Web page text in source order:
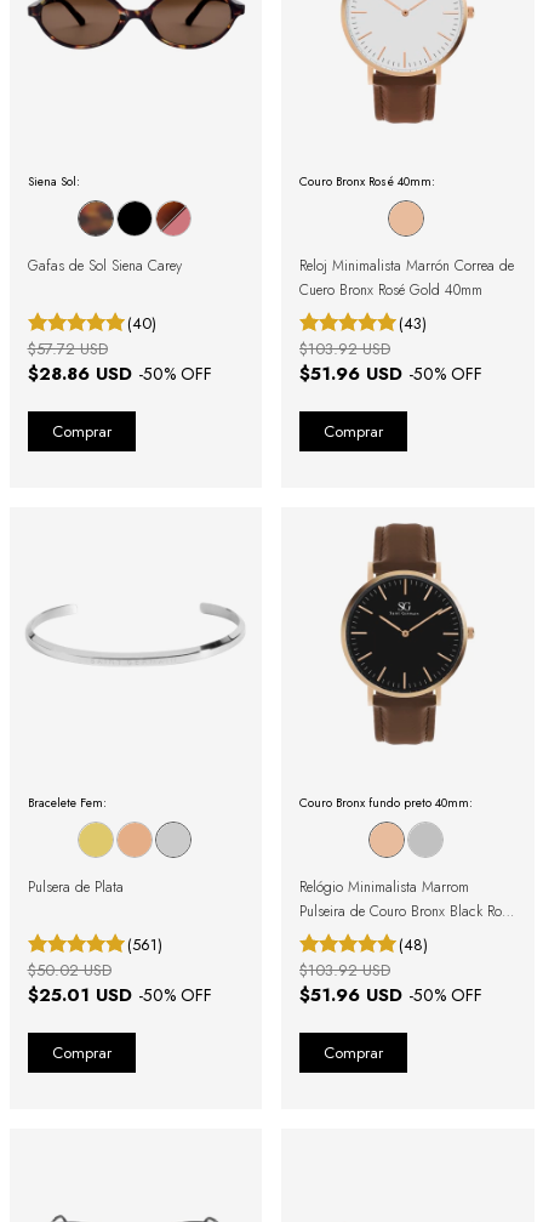
Siena Sol:
Gafas de Sol Siena Carey
(40)
$28.86 USD -50% OFF
$57.72 USD
Couro Bronx Rosé 40mm:
Reloj Minimalista Marrón Correa de
Cuero Bronx Rosé Gold 40mm
(43)
$51.96 USD -50% OFF
$103.92 USD
Bracelete Fem:
Pulsera de Plata
(561)
$25.01 USD -50% OFF
$50.02 USD
Couro Bronx fundo preto 40mm:
Relógio Minimalista Marrom
Pulseira de Couro Bronx Black Rosé
Gold 40mm
(48)
$51.96 USD -50% OFF
$103.92 USD